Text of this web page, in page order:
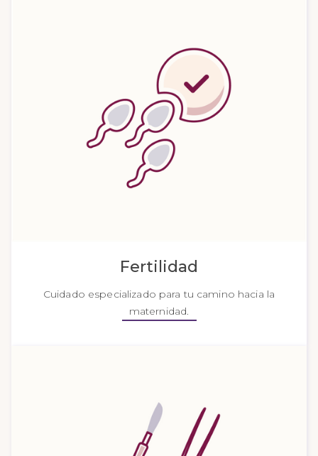
Fertilidad
Cuidado especializado para tu camino hacia la
maternidad.